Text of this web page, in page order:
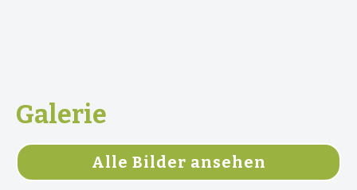
Galerie
Alle Bilder ansehen